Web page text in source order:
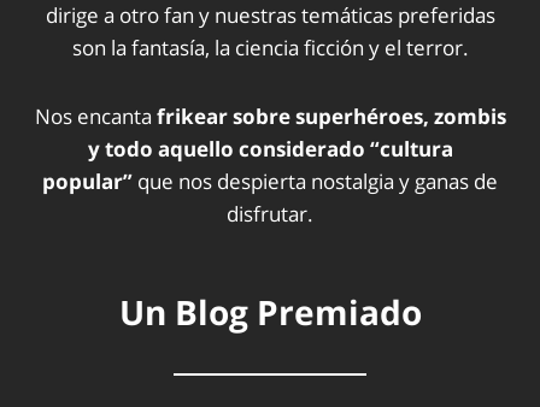
dirige a otro fan y nuestras temáticas preferidas
son la fantasía, la ciencia ficción y el terror.
Nos encanta frikear sobre superhéroes, zombis
y todo aquello considerado “cultura
popular” que nos despierta nostalgia y ganas de
disfrutar.
Un Blog Premiado